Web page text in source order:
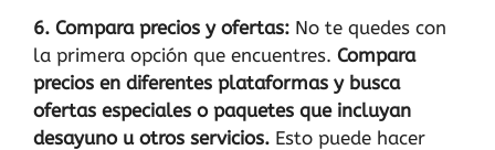
6. Compara precios y ofertas: No te quedes con
la primera opción que encuentres. Compara
precios en diferentes plataformas y busca
ofertas especiales o paquetes que incluyan
desayuno u otros servicios. Esto puede hacer